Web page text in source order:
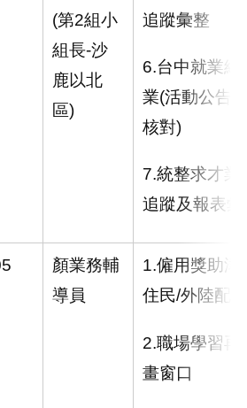
(第2組小
組長-沙
鹿以北
區)
追蹤彙整
6.台中就業網
業(活動公告
核對)
7.統整求才業
追蹤及報表
顏業務輔
導員
1.僱用獎助津
住民/外陸配
2.職場學習再
畫窗口